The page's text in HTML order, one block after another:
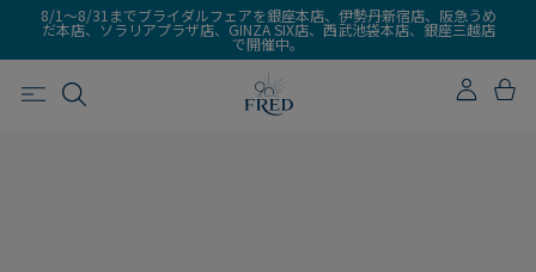
8/1～8/31までブライダルフェアを銀座本店、伊勢丹新宿店、阪急うめ
だ本店、ソラリアプラザ店、GINZA SIX店、西武池袋本店、銀座三越店
で開催中。